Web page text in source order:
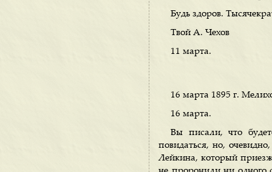
Будь здоров.
Твой А. Чехов
11 марта.
16 марта 1895 г.
16 марта.
Вы писали, что
повидаться, но,
Лейкина, который